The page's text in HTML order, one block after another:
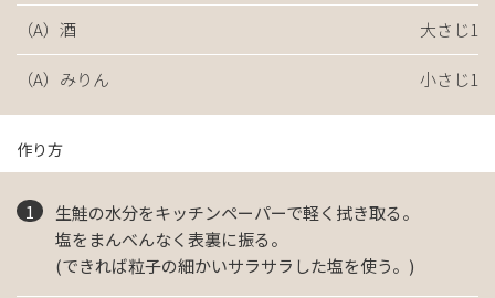
（A）酒 大さじ1
（A）みりん 小さじ1
作り方
生鮭の水分をキッチンペーパーで軽く拭き取る。
塩をまんべんなく表裏に振る。
(できれば粒子の細かいサラサラした塩を使う。)